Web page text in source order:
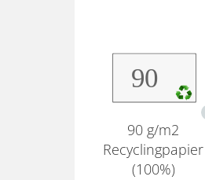
90 g/m2
Recyclingpapier
(100%)